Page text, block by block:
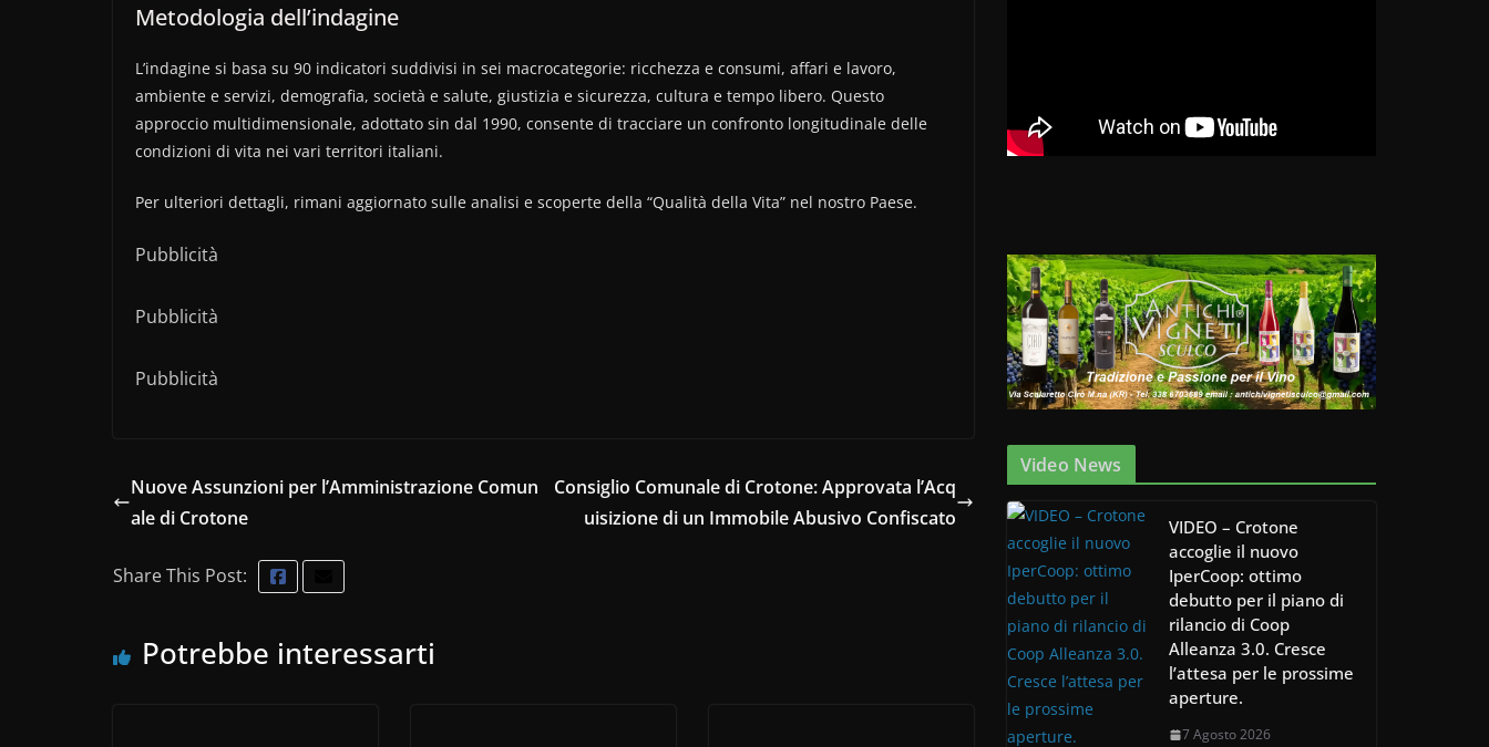
Metodologia dell’indagine
L’indagine si basa su 90 indicatori suddivisi in sei macrocategorie: ricchezza e consumi, affari e lavoro,
ambiente e servizi, demografia, società e salute, giustizia e sicurezza, cultura e tempo libero. Questo
approccio multidimensionale, adottato sin dal 1990, consente di tracciare un confronto longitudinale delle
condizioni di vita nei vari territori italiani.
Per ulteriori dettagli, rimani aggiornato sulle analisi e scoperte della “Qualità della Vita” nel nostro Paese.
Pubblicità
Pubblicità
Pubblicità
Nuove Assunzioni per l’Amministrazione Comun
ale di Crotone
Consiglio Comunale di Crotone: Approvata l’Acq
uisizione di un Immobile Abusivo Confiscato
Share This Post:
Potrebbe interessarti
Video News
VIDEO – Crotone
accoglie il nuovo
IperCoop: ottimo
debutto per il piano di
rilancio di Coop
Alleanza 3.0. Cresce
l’attesa per le prossime
aperture.
7 Agosto 2026